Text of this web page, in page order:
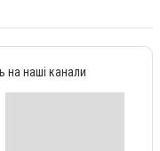
на наші канали